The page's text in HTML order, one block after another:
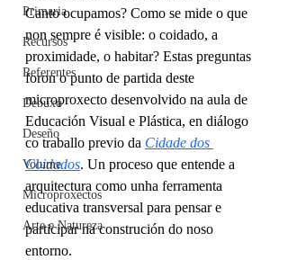
Primaria
Recursos
Referentes
Debuxo
Deseño
Volume
Microproxectos
Arte e Natureza
Canto ocupamos? Como se mide o que
non sempre é visible: o coidado, a
proximidade, o habitar? Estas preguntas
foron o punto de partida deste
microproxecto desenvolvido na aula de
Educación Visual e Plástica, en diálogo
co traballo previo da Cidade dos
Coidados. Un proceso que entende a
arquitectura como unha ferramenta
educativa transversal para pensar e
participar na construción do noso
entorno.